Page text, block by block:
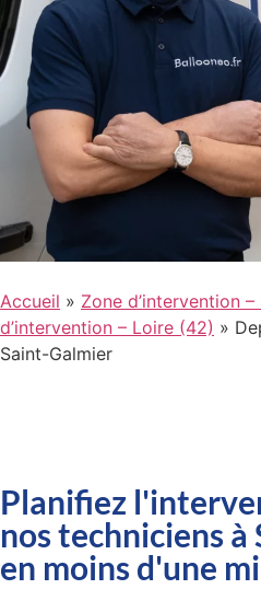
Accueil » Zone d’intervention –
d’intervention – Loire (42) »
Saint-Galmier
Planifiez
nos techniciens
en moins d'une